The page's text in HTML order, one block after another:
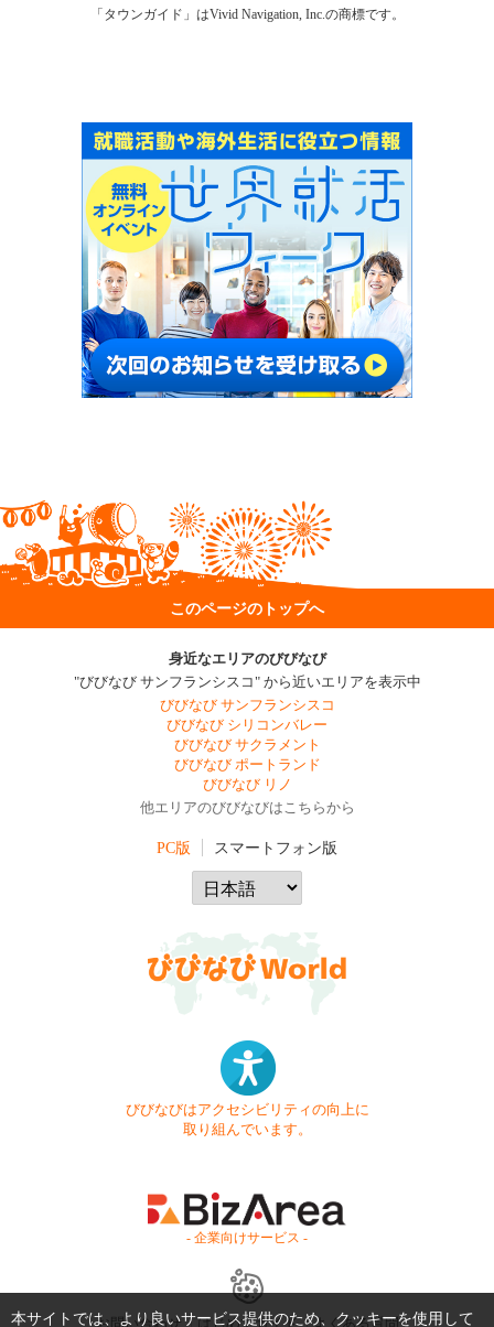
「タウンガイド」はVivid Navigation, Inc.の商標です。
このページのトップへ
身近なエリアのびびなび
"びびなび サンフランシスコ" から近いエリアを表示中
びびなび サンフランシスコ
びびなび シリコンバレー
びびなび サクラメント
びびなび ポートランド
びびなび リノ
他エリアのびびなびはこちらから
PC版 スマートフォン版
びびなびはアクセシビリティの向上に
取り組んでいます。
- 企業向けサービス -
お問い合わせ はじめてガイド よくある質問
本サイトでは、より良いサービス提供のため、クッキーを使用して